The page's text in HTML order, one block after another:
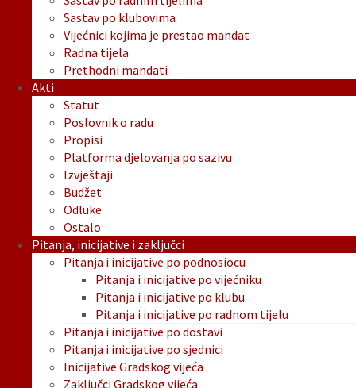
Sastav po klubovima
Vijećnici kojima je prestao mandat
Radna tijela
Prethodni mandati
Akti
Statut
Poslovnik o radu
Propisi
Platforma djelovanja po sazivu
Izvještaji
Budžet
Odluke
Ostalo
Pitanja, inicijative i zaključci
Pitanja i inicijative po podnosiocu
Pitanja i inicijative po vijećniku
Pitanja i inicijative po klubu
Pitanja i inicijative po radnom tijelu
Pitanja i inicijative po dostavi
Pitanja i inicijative po sjednici
Inicijative Gradskog vijeća
Zaključci Gradskog vijeća